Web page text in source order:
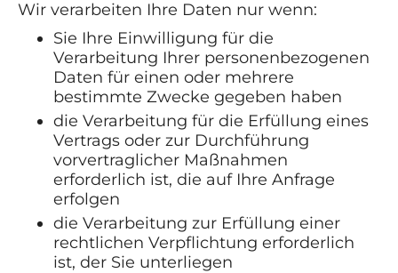
Wir verarbeiten Ihre Daten nur wenn:
Sie Ihre Einwilligung für die
Verarbeitung Ihrer personenbezogenen
Daten für einen oder mehrere
bestimmte Zwecke gegeben haben
die Verarbeitung für die Erfüllung eines
Vertrags oder zur Durchführung
vorvertraglicher Maßnahmen
erforderlich ist, die auf Ihre Anfrage
erfolgen
die Verarbeitung zur Erfüllung einer
rechtlichen Verpflichtung erforderlich
ist, der Sie unterliegen